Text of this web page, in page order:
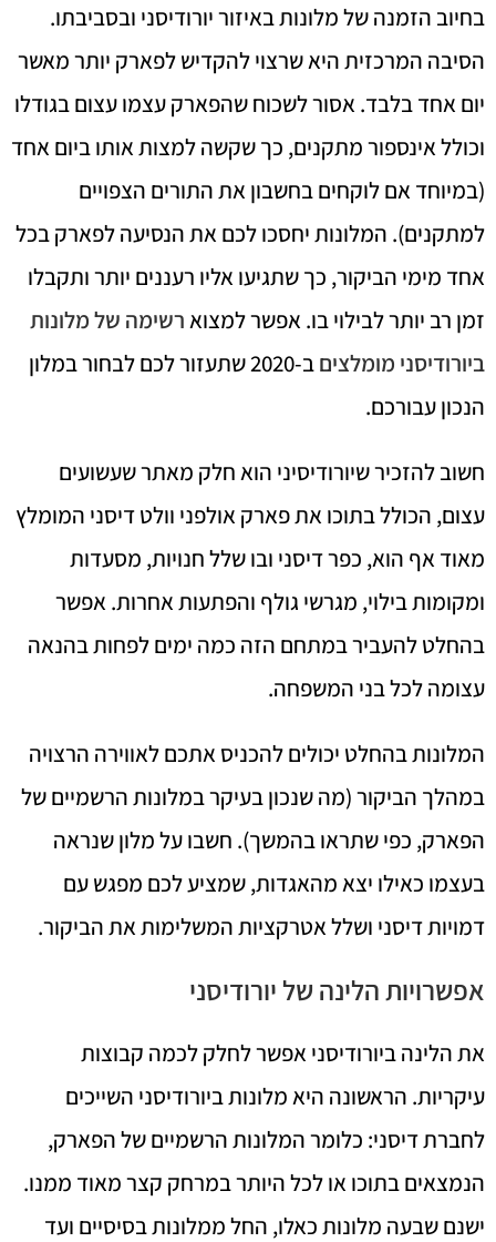
בחיוב הזמנה של מלונות באיזור יורודיסני ובסביבתו.
הסיבה המרכזית היא שרצוי להקדיש לפארק יותר מאשר
יום אחד בלבד. אסור לשכוח שהפארק עצמו עצום בגודלו
וכולל אינספור מתקנים, כך שקשה למצות אותו ביום אחד
(במיוחד אם לוקחים בחשבון את התורים הצפויים
למתקנים). המלונות יחסכו לכם את הנסיעה לפארק בכל
אחד מימי הביקור, כך שתגיעו אליו רעננים יותר ותקבלו
זמן רב יותר לבילוי בו. אפשר למצוארשימה של מלונות
ביורודיסני מומלצים
ב-2020 שתעזור לכם לבחור במלון
הנכון עבורכם.
חשוב להזכיר שיורודיסיני הוא חלק מאתר שעשועים
עצום, הכולל בתוכו את פארק אולפני וולט דיסני המומלץ
מאוד אף הוא, כפר דיסני ובו שלל חנויות, מסעדות
ומקומות בילוי, מגרשי גולף והפתעות אחרות. אפשר
בהחלט להעביר במתחם הזה כמה ימים לפחות בהנאה
עצומה לכל בני המשפחה.
המלונות בהחלט יכולים להכניס אתכם לאווירה הרצויה
במהלך הביקור (מה שנכון בעיקר במלונות הרשמיים של
הפארק, כפי שתראו בהמשך). חשבו על מלון שנראה
בעצמו כאילו יצא מהאגדות, שמציע לכם מפגש עם
דמויות דיסני ושלל אטרקציות המשלימות את הביקור.
אפשרויות הלינה של יורודיסני
את הלינה ביורודיסני אפשר לחלק לכמה קבוצות
עיקריות. הראשונה היא מלונות ביורודיסני השייכים
לחברת דיסני: כלומר המלונות הרשמיים של הפארק,
הנמצאים בתוכו או לכל היותר במרחק קצר מאוד ממנו.
ישנם שבעה מלונות כאלו, החל ממלונות בסיסיים ועד